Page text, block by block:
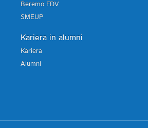
Beremo FDV
SMEUP
Kariera in alumni
Kariera
Alumni